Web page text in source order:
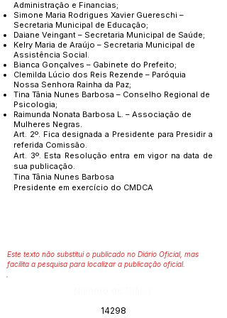
Administração e Financias;
Simone Maria Rodrigues Xavier Guereschi –
Secretaria Municipal de Educação;
Daiane Veingant – Secretaria Municipal de Saúde;
Kelry Maria de Araújo – Secretaria Municipal de
Assistência Social.
Bianca Gonçalves – Gabinete do Prefeito;
Clemilda Lúcio dos Reis Rezende – Paróquia
Nossa Senhora Rainha da Paz;
Tina Tânia Nunes Barbosa – Conselho Regional de
Psicologia;
Raimunda Nonata Barbosa L. – Associação de
Mulheres Negras.
Art. 2º. Fica designada a Presidente para Presidir a
referida Comissão.
Art. 3º. Esta Resolução entra em vigor na data de
sua publicação.
Tina Tânia Nunes Barbosa
Presidente em exercício do CMDCA
Este texto não substitui o publicado no Diário Oficial, mas
facilita a pesquisa para localizar a publicação oficial.
14298